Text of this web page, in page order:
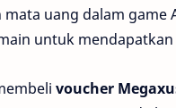
uang dalam game
untuk
voucher